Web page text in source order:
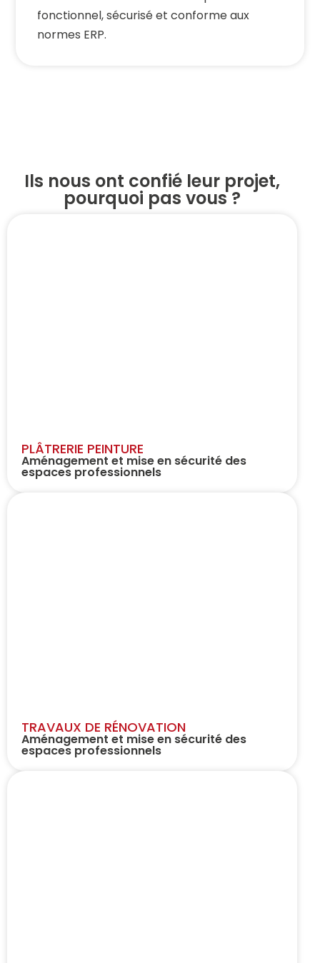
fonctionnel, sécurisé et conforme aux
normes ERP.
Ils nous ont confié leur projet,
pourquoi pas vous ?
PLÂTRERIE PEINTURE
Aménagement et mise en sécurité des
espaces professionnels
TRAVAUX DE RÉNOVATION
Aménagement et mise en sécurité des
espaces professionnels